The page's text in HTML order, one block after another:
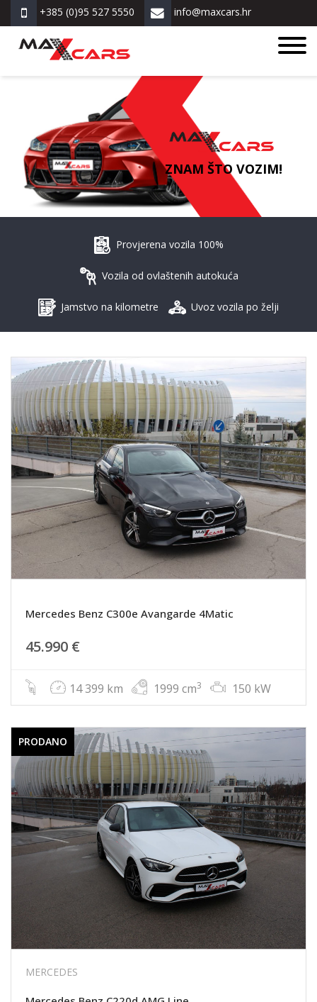
+385 (0)95 527 5550 info@maxcars.hr
ZNAM ŠTO VOZIM!
Provjerena vozila 100%
Vozila od ovlaštenih autokuća
Jamstvo na kilometre Uvoz vozila po želji
Mercedes Benz C300e Avangarde 4Matic
45.990 €
14 399 km 1999 cm3 150 kW
PRODANO
MERCEDES